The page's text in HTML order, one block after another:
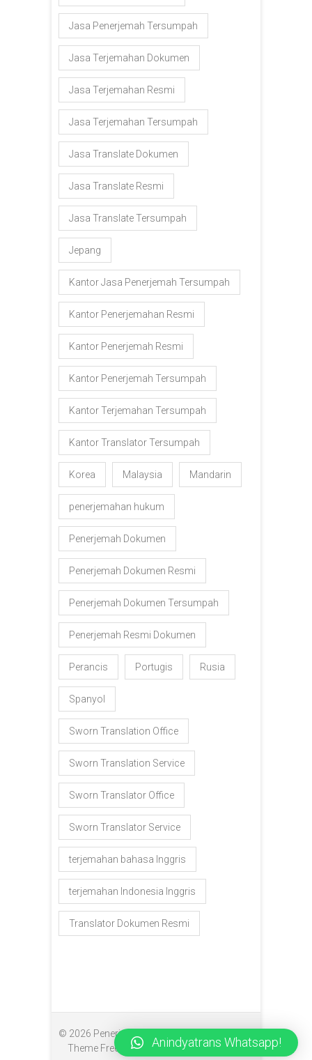
Jasa Penerjemah Tersumpah
Jasa Terjemahan Dokumen
Jasa Terjemahan Resmi
Jasa Terjemahan Tersumpah
Jasa Translate Dokumen
Jasa Translate Resmi
Jasa Translate Tersumpah
Jepang
Kantor Jasa Penerjemah Tersumpah
Kantor Penerjemahan Resmi
Kantor Penerjemah Resmi
Kantor Penerjemah Tersumpah
Kantor Terjemahan Tersumpah
Kantor Translator Tersumpah
Korea Malaysia Mandarin
penerjemahan hukum
Penerjemah Dokumen
Penerjemah Dokumen Resmi
Penerjemah Dokumen Tersumpah
Penerjemah Resmi Dokumen
Perancis Portugis Rusia
Spanyol
Sworn Translation Office
Sworn Translation Service
Sworn Translator Office
Sworn Translator Service
terjemahan bahasa Inggris
terjemahan Indonesia Inggris
Translator Dokumen Resmi
© 2026 Penerjemah Makassar
Theme Freesia| Powered by:WordPress
Anindyatrans Whatsapp!